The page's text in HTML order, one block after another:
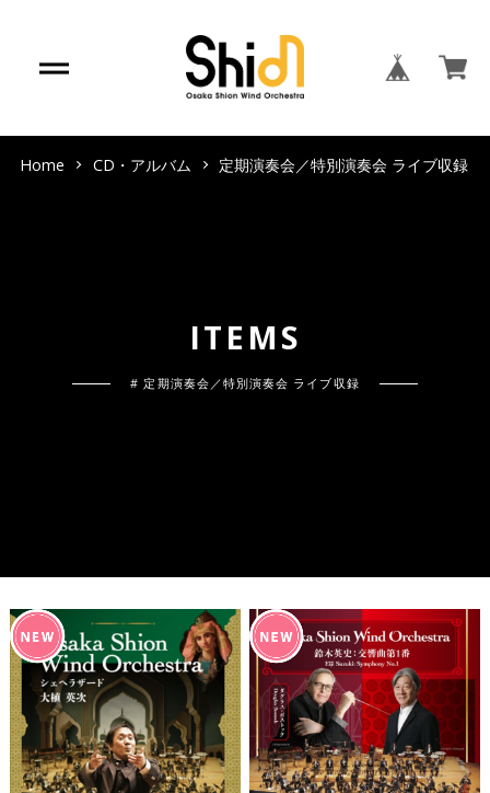
ITE MS
# 定期演奏会／特別演奏会 ライブ収録
Home CD・アルバム 定期演奏会／特別演奏会 ライブ収録